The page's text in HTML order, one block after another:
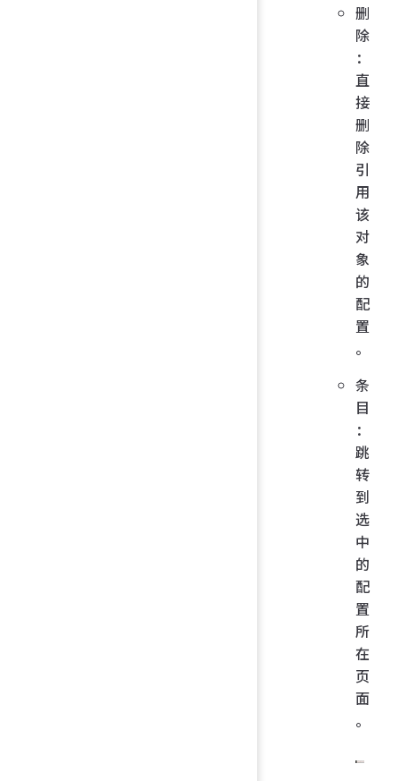
删
除
：
直
接
删
除
引
用
该
对
象
的
配
置
。
条
目
：
跳
转
到
选
中
的
配
置
所
在
页
面
。